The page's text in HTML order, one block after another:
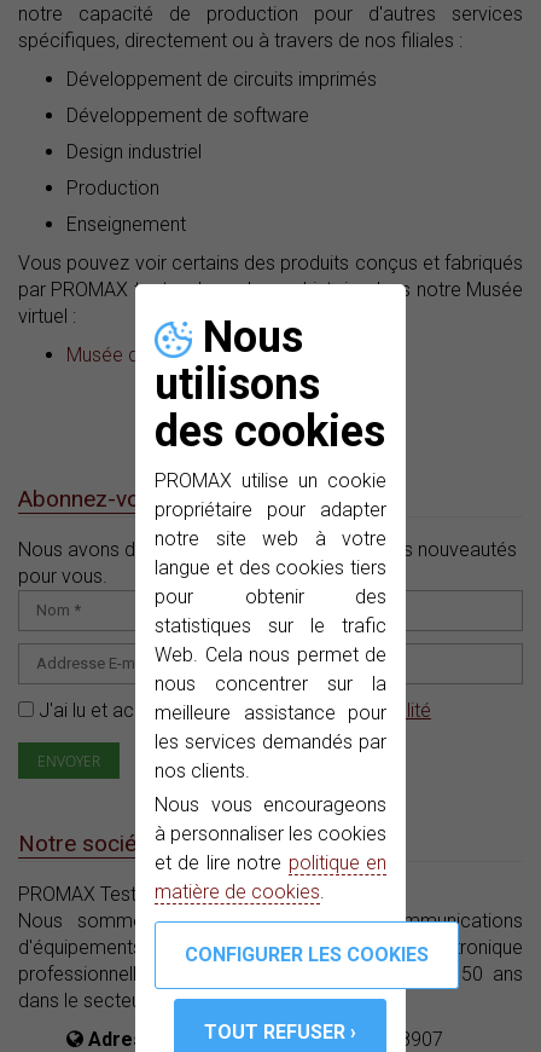
Nous
utilisons
des cookies
PROMAX utilise un cookie
propriétaire pour adapter
notre site web à votre
langue et des cookies tiers
pour obtenir des
statistiques sur le trafic
Web. Cela nous permet de
nous concentrer sur la
meilleure assistance pour
les services demandés par
nos clients.
Nous vous encourageons
à personnaliser les cookies
et de lire notre politique en
matière de cookies
notre capacité de production pour d'autres services
spécifiques, directement ou à travers de nos filiales :
Développement de circuits imprimés
Développement de software
Design industriel
Production
Enseignement
Vous pouvez voir certains des produits conçus et fabriqués
par PROMAX tout au long de son histoire dans notre Musée
virtuel :
Musée d'équipements PROMAX
Abonnez-vous à notre e-News
Nous avons des offres, des promotions et des nouveautés
pour vous.
J'ai lu et accepté la Politique de confidentialité
Notre société
PROMAX Test & Measurement SLU ©
Nous sommes des fabricants de télécommunications
d'équipements d'instrumentation et l'électronique
professionnelle avec une expérience de plus de 50 ans
dans le secteur.
Adresse
C. Francesc Moragas, 71 08907